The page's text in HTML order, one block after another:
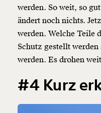
werden. So weit, so
ändert noch nichts.
werden. Welche Teile
Schutz gestellt
werden. Es drohen
#4 Kurz